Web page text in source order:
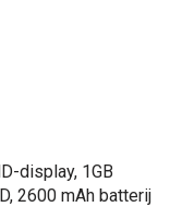
display, 1GB
2600 mAh batterij